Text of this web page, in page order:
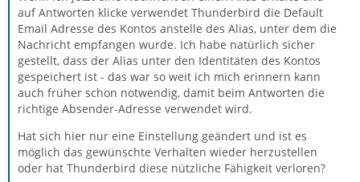
auf Antworten klicke verwendet Thunderbird die Default
Email Adresse des Kontos anstelle des Alias, unter dem die
Nachricht empfangen wurde. Ich habe natürlich sicher
gestellt, dass der Alias unter den Identitäten des Kontos
gespeichert ist - das war so weit ich mich erinnern kann
auch früher schon notwendig, damit beim Antworten die
richtige Absender-Adresse verwendet wird.
Hat sich hier nur eine Einstellung geändert und ist es
möglich das gewünschte Verhalten wieder herzustellen
oder hat Thunderbird diese nützliche Fähigkeit verloren?